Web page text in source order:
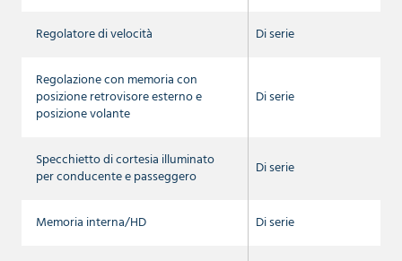
Regolatore di velocità Di serie
Regolazione con memoria con
posizione retrovisore esterno e
posizione volante
Di serie
Specchietto di cortesia illuminato
per conducente e passeggero
Di serie
Memoria interna/HD Di serie